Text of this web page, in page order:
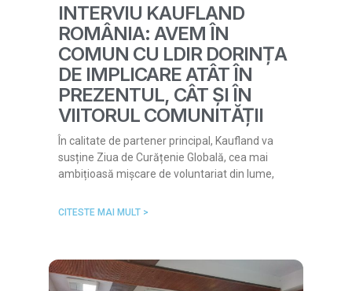
INTERVIU KAUFLAND
ROMÂNIA: AVEM ÎN
COMUN CU LDIR DORINȚA
DE IMPLICARE ATÂT ÎN
PREZENTUL, CÂT ȘI ÎN
VIITORUL COMUNITĂȚII
În calitate de partener principal, Kaufland va
susține Ziua de Curățenie Globală, cea mai
ambițioasă mișcare de voluntariat din lume,
CITESTE MAI MULT >